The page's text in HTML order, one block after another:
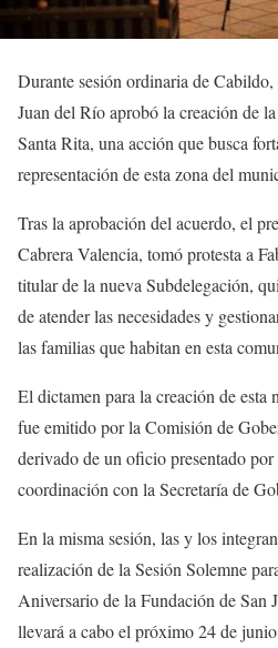
Durante sesión ordinaria de
Juan del Río aprobó la creación de
Santa Rita, una acción que busca
representación de esta zona del
Tras la aprobación del acuerdo, el
Cabrera Valencia, tomó protesta a
titular de la nueva Subdelegación,
de atender las necesidades y
las familias que habitan en esta
El dictamen para la creación de esta
fue emitido por la Comisión de
derivado de un oficio presentado por
coordinación con la Secretaría de
En la misma sesión, las y los
realización de la Sesión Solemne
Aniversario de la Fundación de San
llevará a cabo el próximo 24 de